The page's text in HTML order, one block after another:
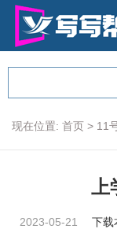
现在位置: 首页 > 11
上
2023-05-21 下载